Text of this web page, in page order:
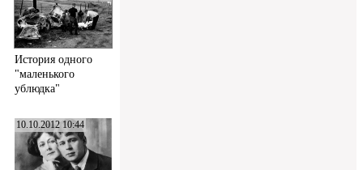
История одного
"маленького
ублюдка"
10.10.2012 10:44